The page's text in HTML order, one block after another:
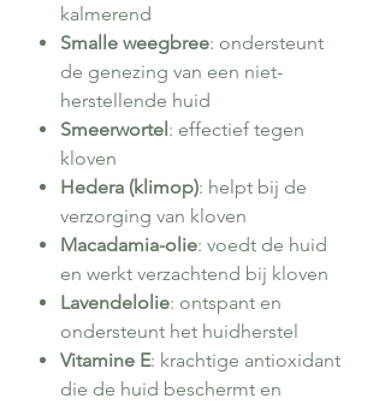
kalmerend
Smalle weegbree: ondersteunt
de genezing van een niet-
herstellende huid
Smeerwortel: effectief tegen
kloven
Hedera (klimop): helpt bij de
verzorging van kloven
Macadamia-olie: voedt de huid
en werkt verzachtend bij kloven
Lavendelolie: ontspant en
ondersteunt het huidherstel
Vitamine E: krachtige antioxidant
die de huid beschermt en